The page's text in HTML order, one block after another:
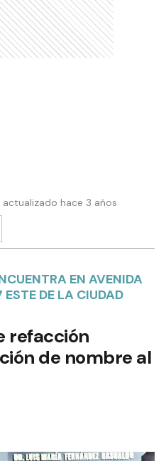
hace 3 años
EN AVENIDA
DE LA CIUDAD
refacción
de nombre al